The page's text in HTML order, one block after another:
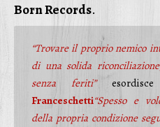
Born Records.
“Trovare il proprio nemico
di una solida
senza feriti”
Franceschetti“Spesso e
della propria condizione